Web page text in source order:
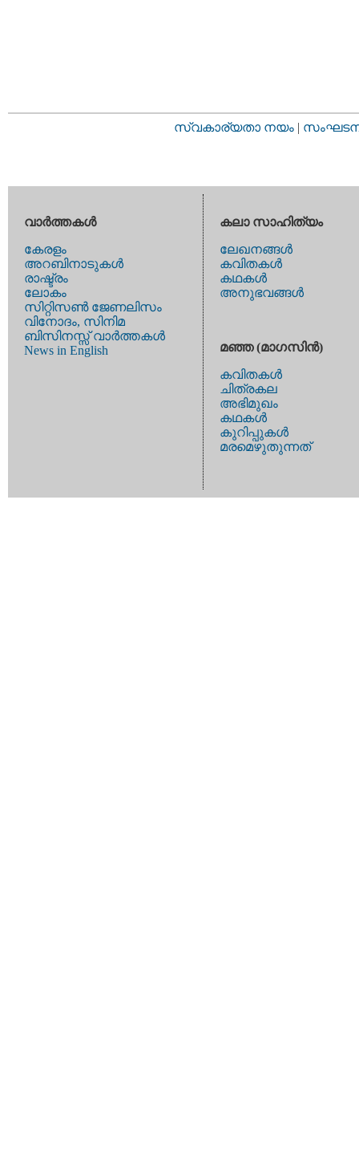
സ്വകാര്യതാ നയം |
വാര്‍ത്തകള്‍
കേരളം
അറബിനാടുകള്‍
രാഷ്ട്രം
ലോകം
സിറ്റിസണ്‍ ജേണലിസം
വിനോദം, സിനിമ
ബിസിനസ്സ് വാര്‍ത്തകള്‍
News in English
കലാ സാഹിത്യം
ലേഖനങ്ങള്‍
കവിതകള്‍
കഥകള്‍
അനുഭവങ്ങള്‍
മഞ്ഞ (മാഗസിന്‍)
കവിതകള്‍
ചിത്രകല
അഭിമുഖം
കഥകള്‍
കുറിപ്പുകള്‍
മരമെഴുതുന്നത്